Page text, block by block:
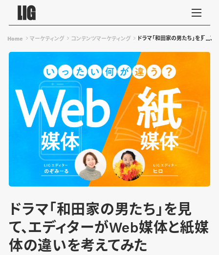
Home マーケティング コンテンツマーケティング ドラマ「和田家の男たち」を見て
ドラマ「和田家の男たち」を見
て、エディターがWeb媒体と紙媒
体の違いを考えてみた